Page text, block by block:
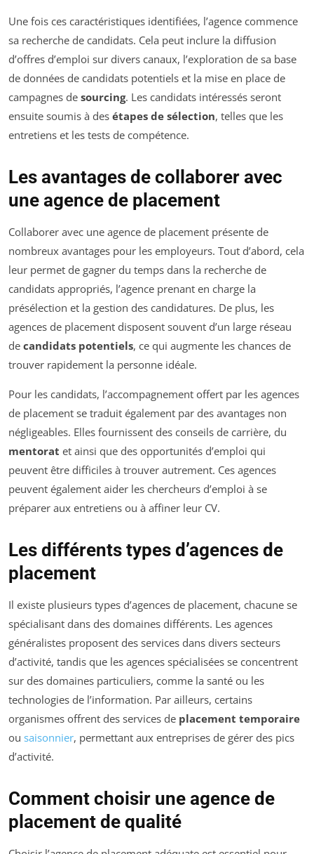
Une fois ces caractéristiques identifiées, l’agence commence
sa recherche de candidats. Cela peut inclure la diffusion
d’offres d’emploi sur divers canaux, l’exploration de sa base
de données de candidats potentiels et la mise en place de
campagnes de sourcing. Les candidats intéressés seront
ensuite soumis à des étapes de sélection, telles que les
entretiens et les tests de compétence.
Les avantages de collaborer avec
une agence de placement
Collaborer avec une agence de placement présente de
nombreux avantages pour les employeurs. Tout d’abord, cela
leur permet de gagner du temps dans la recherche de
candidats appropriés, l’agence prenant en charge la
présélection et la gestion des candidatures. De plus, les
agences de placement disposent souvent d’un large réseau
de candidats potentiels, ce qui augmente les chances de
trouver rapidement la personne idéale.
Pour les candidats, l’accompagnement offert par les agences
de placement se traduit également par des avantages non
négligeables. Elles fournissent des conseils de carrière, du
mentorat et ainsi que des opportunités d’emploi qui
peuvent être difficiles à trouver autrement. Ces agences
peuvent également aider les chercheurs d’emploi à se
préparer aux entretiens ou à affiner leur CV.
Les différents types d’agences de
placement
Il existe plusieurs types d’agences de placement, chacune se
spécialisant dans des domaines différents. Les agences
généralistes proposent des services dans divers secteurs
d’activité, tandis que les agences spécialisées se concentrent
sur des domaines particuliers, comme la santé ou les
technologies de l’information. Par ailleurs, certains
organismes offrent des services de placement temporaire
ou saisonnier, permettant aux entreprises de gérer des pics
d’activité.
Comment choisir une agence de
placement de qualité